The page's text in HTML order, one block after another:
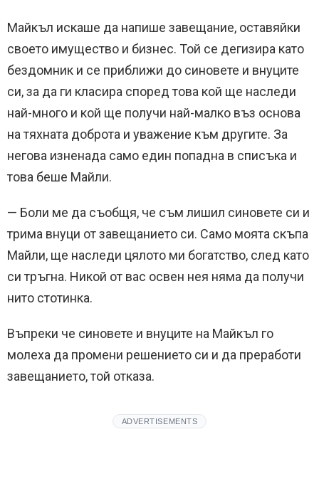
Майкъл искаше да напише завещание, оставяйки
своето имущество и бизнес. Той се дегизира като
бездомник и се приближи до синовете и внуците
си, за да ги класира според това кой ще наследи
най-много и кой ще получи най-малко въз основа
на тяхната доброта и уважение към другите. За
негова изненада само един попадна в списъка и
това беше Майли.
— Боли ме да съобщя, че съм лишил синовете си и
трима внуци от завещанието си. Само моята скъпа
Майли, ще наследи цялото ми богатство, след като
си тръгна. Никой от вас освен нея няма да получи
нито стотинка.
Въпреки че синовете и внуците на Майкъл го
молеха да промени решението си и да преработи
завещанието, той отказа.
ADVERTISEMENTS